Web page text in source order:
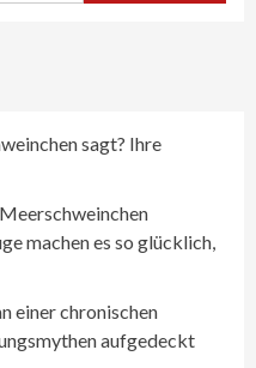
sagt? Ihre
machen es so glücklich,
einer chronischen
aufgedeckt